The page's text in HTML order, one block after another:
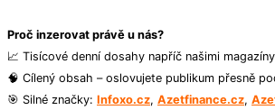
Proč inzerovat právě u nás?
📈 Tisícové denní dosahy napříč našimi magazíny
🧠 Cílený obsah – oslovujete publikum přesně
🎯 Silné značky: Infoxo.cz, Azetfinance.cz,